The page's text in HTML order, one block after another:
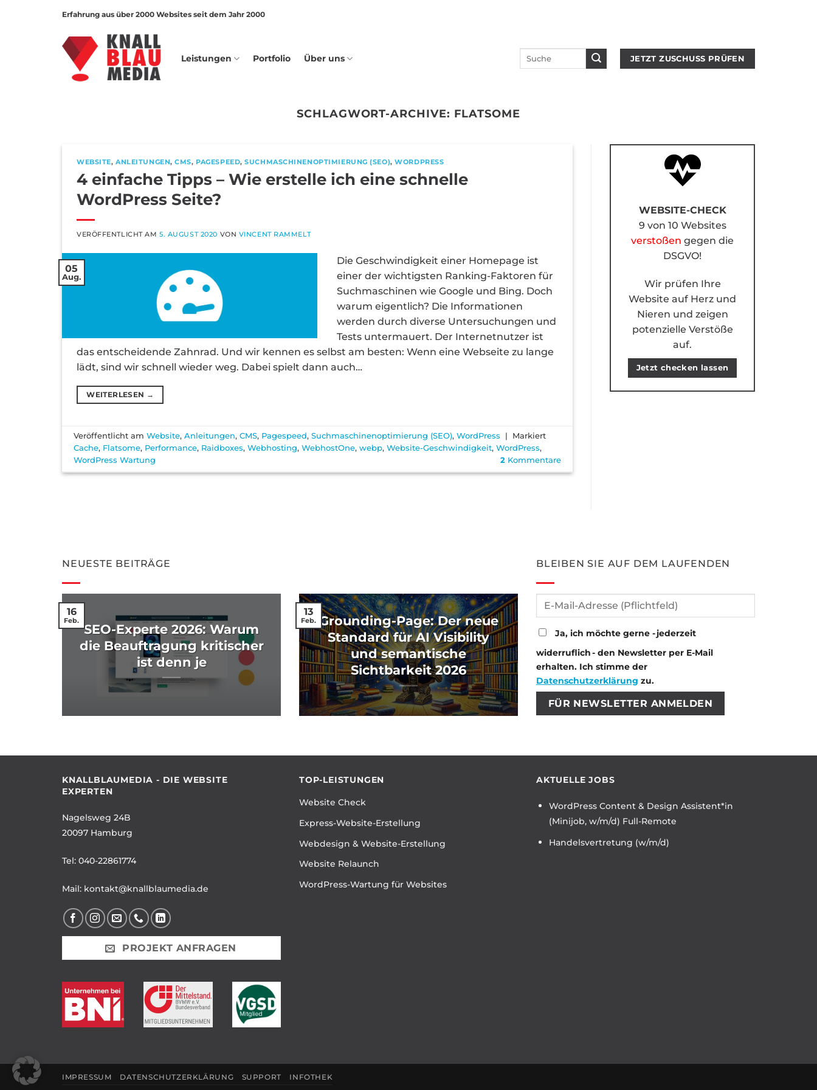
Erfahrung aus über 2000 Websites seit dem Jahr 2000
Leistungen Portfolio Über uns JETZT ZUSCHUSS PRÜFEN
SCHLAGWORT-ARCHIVE: FLATSOME
WEBSITE,ANLEITUNGEN,CMS, PAGESPEED,SUCHMASCHINENOPTIMIERUNG (SEO),WORDPRESS
4 einfache Tipps – Wie erstelle ich eine schnelle
WordPress Seite?
VERÖFFENTLICHT AM5. AUGUST 2020 VON VINCENT RAMMELT
05
Aug.
Die Geschwindigkeit einer Homepage ist
einer der wichtigsten Ranking-Faktoren für
Suchmaschinen wie Google und Bing. Doch
warum eigentlich? Die Informationen
werden durch diverse Untersuchungen und
Tests untermauert. Der Internetnutzer ist
das entscheidende Zahnrad. Und wir kennen es selbst am besten: Wenn eine Webseite zu lange
lädt, sind wir schnell wieder weg. Dabei spielt dann auch…
WEITERLESEN →
Veröffentlicht amWebsite,Anleitungen,CMS, Pagespeed,Suchmaschinenoptimierung (SEO),WordPress |
Markiert
Cache, Flatsome, Performance, Raidboxes,Webhosting,WebhostOne,webp,Website-Geschwindigkeit,WordPress,
WordPress Wartung
2Kommentare
WEBSITE-CHECK
9 von 10 Websites
verstoßen gegen die
DSGVO!
Wir prüfen Ihre
Website auf Herz und
Nieren und zeigen
potenzielle Verstöße
auf.
Jetzt checken lassen
NEUESTE BEITRÄGE
SEO-Experte 2026: Warum
die Beauftragung kritischer
ist denn je
16
Feb.
Grounding-Page: Der neue
Standard für AI Visibility
und semantische
Sichtbarkeit 2026
13
Feb.
BLEIBEN SIE AUF DEM LAUFENDEN
Ja, ich möchte gerne - jederzeit
widerruflich - den Newsletter per E-Mail
erhalten. Ich stimme der
Datenschutzerklärung zu.
Bitte lasse dieses Feld leer.
Bitte lasse dieses Feld leer.
KNALLBLAUMEDIA - DIE WEBSITE
EXPERTEN
Nagelsweg 24B
20097 Hamburg
Tel: 040-22861774
Mail: kontakt@knallblaumedia.de
PROJEKT ANFRAGEN
TOP-LEISTUNGEN
Website Check
Express-Website-Erstellung
Webdesign & Website-Erstellung
Website Relaunch
WordPress-Wartung für Websites
AKTUELLE JOBS
WordPress Content & Design Assistent*in
(Minijob, w/m/d) Full-Remote
Handelsvertretung (w/m/d)
IMPRESSUM DATENSCHUTZERKLÄRUNG SUPPORT INFOTHEK